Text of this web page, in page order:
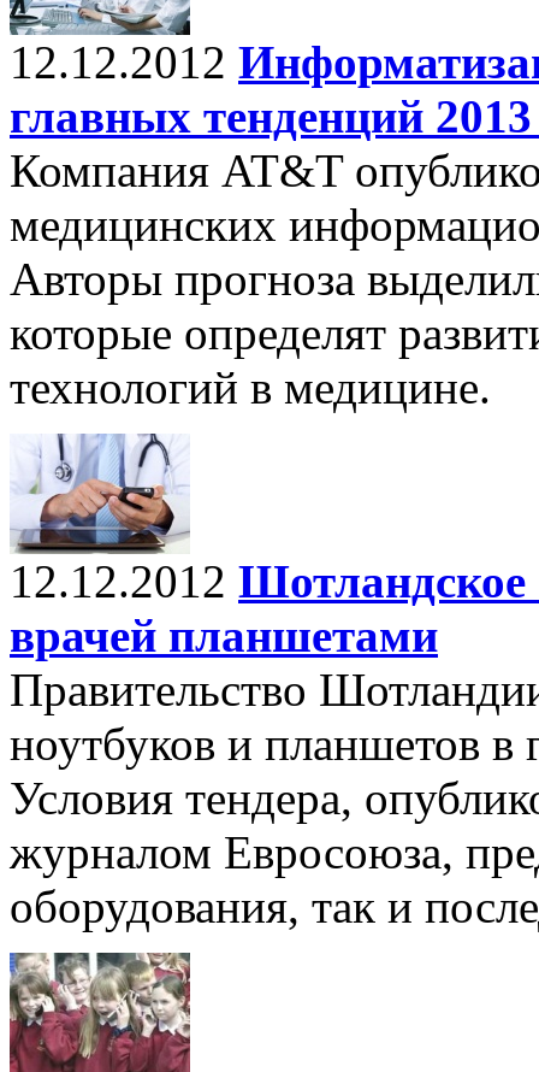
12.12.2012
главных тенденций 2013
Компания AT&T
медицинских
Авторы прогноза
которые определят
технологий в медицине.
12.12.2012 Шотландское
врачей планшетами
Правительство
ноутбуков и планшетов в
Условия тендера,
журналом Евросоюза,
оборудования, так и